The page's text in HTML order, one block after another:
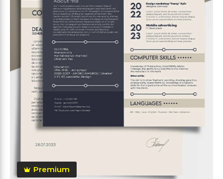
Premium